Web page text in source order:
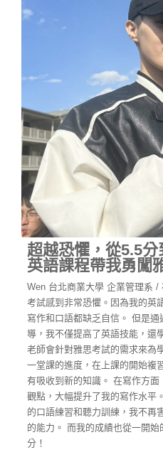
超越恐懼，從5.5
英語課程帶我勇闖
Wen 台北商業大學 企業管理系
考試感到非常恐懼。因為我的英
寫作和口語都缺乏自信。 但是
導，我不僅提高了英語技能，還
老師會針對雅思考試的需求來為
一堂課的進度，在上課的開始複
有吸收到新的知識。在寫作方面
觀點，大幅提升了我的寫作水平
的口語練習和聽力訓練，我不再
的能力。 而我的成績也從一開
分！